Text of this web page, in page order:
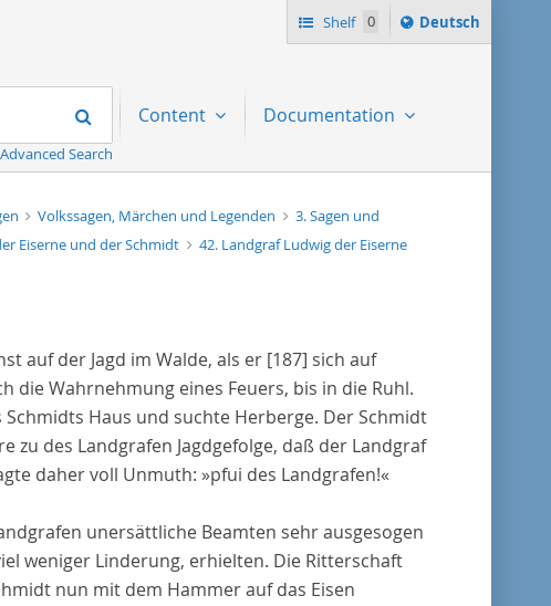
Shelf 0
Sprache
ï¿½ndern
Deutsch
Search
Advanced Search
Content Documentation
Volkssagen, Märchen und Legenden
3. Sagen und
Eiserne und der Schmidt
42. Landgraf Ludwig der Eiserne
auf der Jagd im Walde, als er [187] sich auf
die Wahrnehmung eines Feuers, bis in die Ruhl.
Haus und suchte Herberge. Der Schmidt
des Landgrafen Jagdgefolge, daß der Landgraf
daher voll Unmuth: »pfui des Landgrafen!«
unersättliche Beamten sehr ausgesogen
weniger Linderung, erhielten. Die Ritterschaft
nun mit dem Hammer auf das Eisen